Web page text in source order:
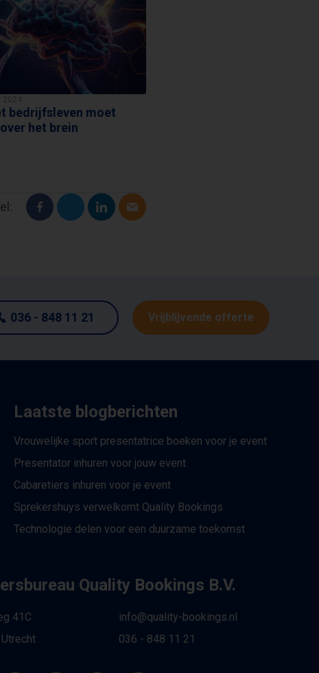
bedrijfsleven moet
het brein
036 - 848 11 21 Vrijblijvende offerte
Laatste blogberichten
Vrouwelijke sport presentatrice boeken voor je event
Presentator inhuren voor jouw event
Cabaretiers inhuren voor je event
Sprekershuys verwelkomt Quality Bookings
Technologie delen voor een duurzame toekomst
Quality Bookings B.V.
41C
info@quality-bookings.nl
036 - 848 11 21